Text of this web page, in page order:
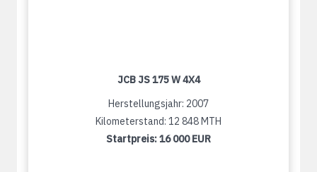
JCB JS 175 W 4X4
Herstellungsjahr: 2007
Kilometerstand: 12 848 MTH
Startpreis:16 000 EUR